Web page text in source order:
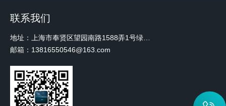
联系我们
邮箱：13816550546@163.com